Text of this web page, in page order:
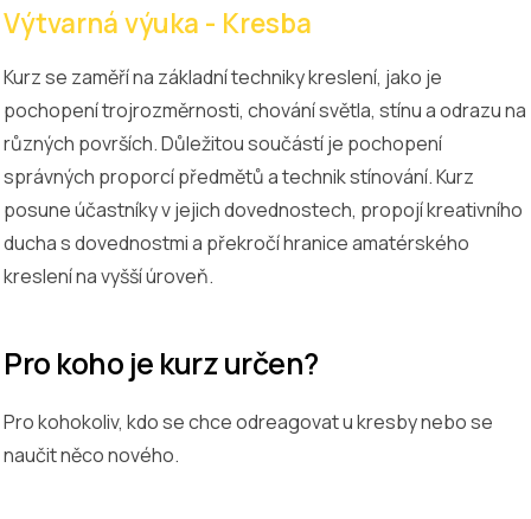
Výtvarná výuka - Kresba
Kurz se zaměří na základní techniky kreslení, jako je
pochopení trojrozměrnosti, chování světla, stínu a odrazu na
různých površích. Důležitou součástí je pochopení
správných proporcí předmětů a technik stínování. Kurz
posune účastníky v jejich dovednostech, propojí kreativního
ducha s dovednostmi a překročí hranice amatérského
kreslení na vyšší úroveň.
Pro koho je kurz určen?
Pro kohokoliv, kdo se chce odreagovat u kresby nebo se
naučit něco nového.